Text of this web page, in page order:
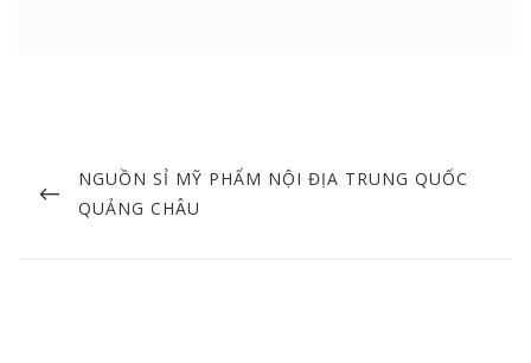
navigation
PREVIOUS
POST
NGUỒN SỈ MỸ PHẨM NỘI ĐỊA TRUNG QUỐC
QUẢNG CHÂU